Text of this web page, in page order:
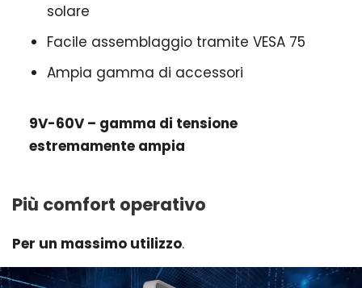
solare
Facile assemblaggio tramite VESA 75
Ampia gamma di accessori
9V-60V – gamma di tensione
estremamente ampia
Più comfort operativo
Per un massimo utilizzo.